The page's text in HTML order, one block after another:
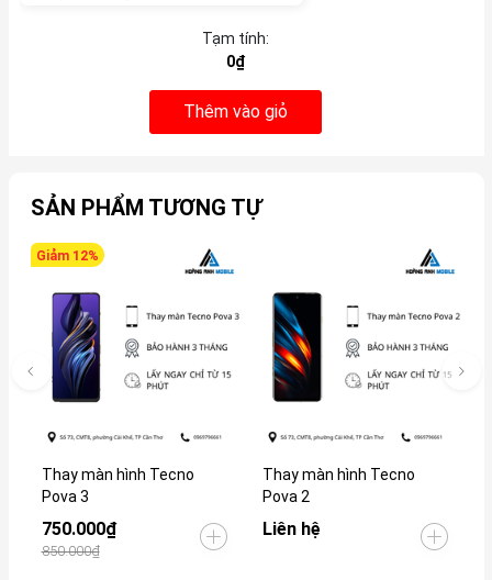
Tạm tính:
0₫
Thêm vào giỏ
SẢN PHẨM TƯƠNG TỰ
Giảm 12%
Thay màn hình Tecno
Pova 3
750.000₫
850.000₫
Thay màn hình Tecno
Pova 2
Liên hệ